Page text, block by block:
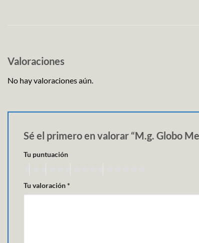
Valoraciones
No hay valoraciones aún.
Sé el primero en valorar “M.g. Globo
Tu puntuación
Tu valoración*